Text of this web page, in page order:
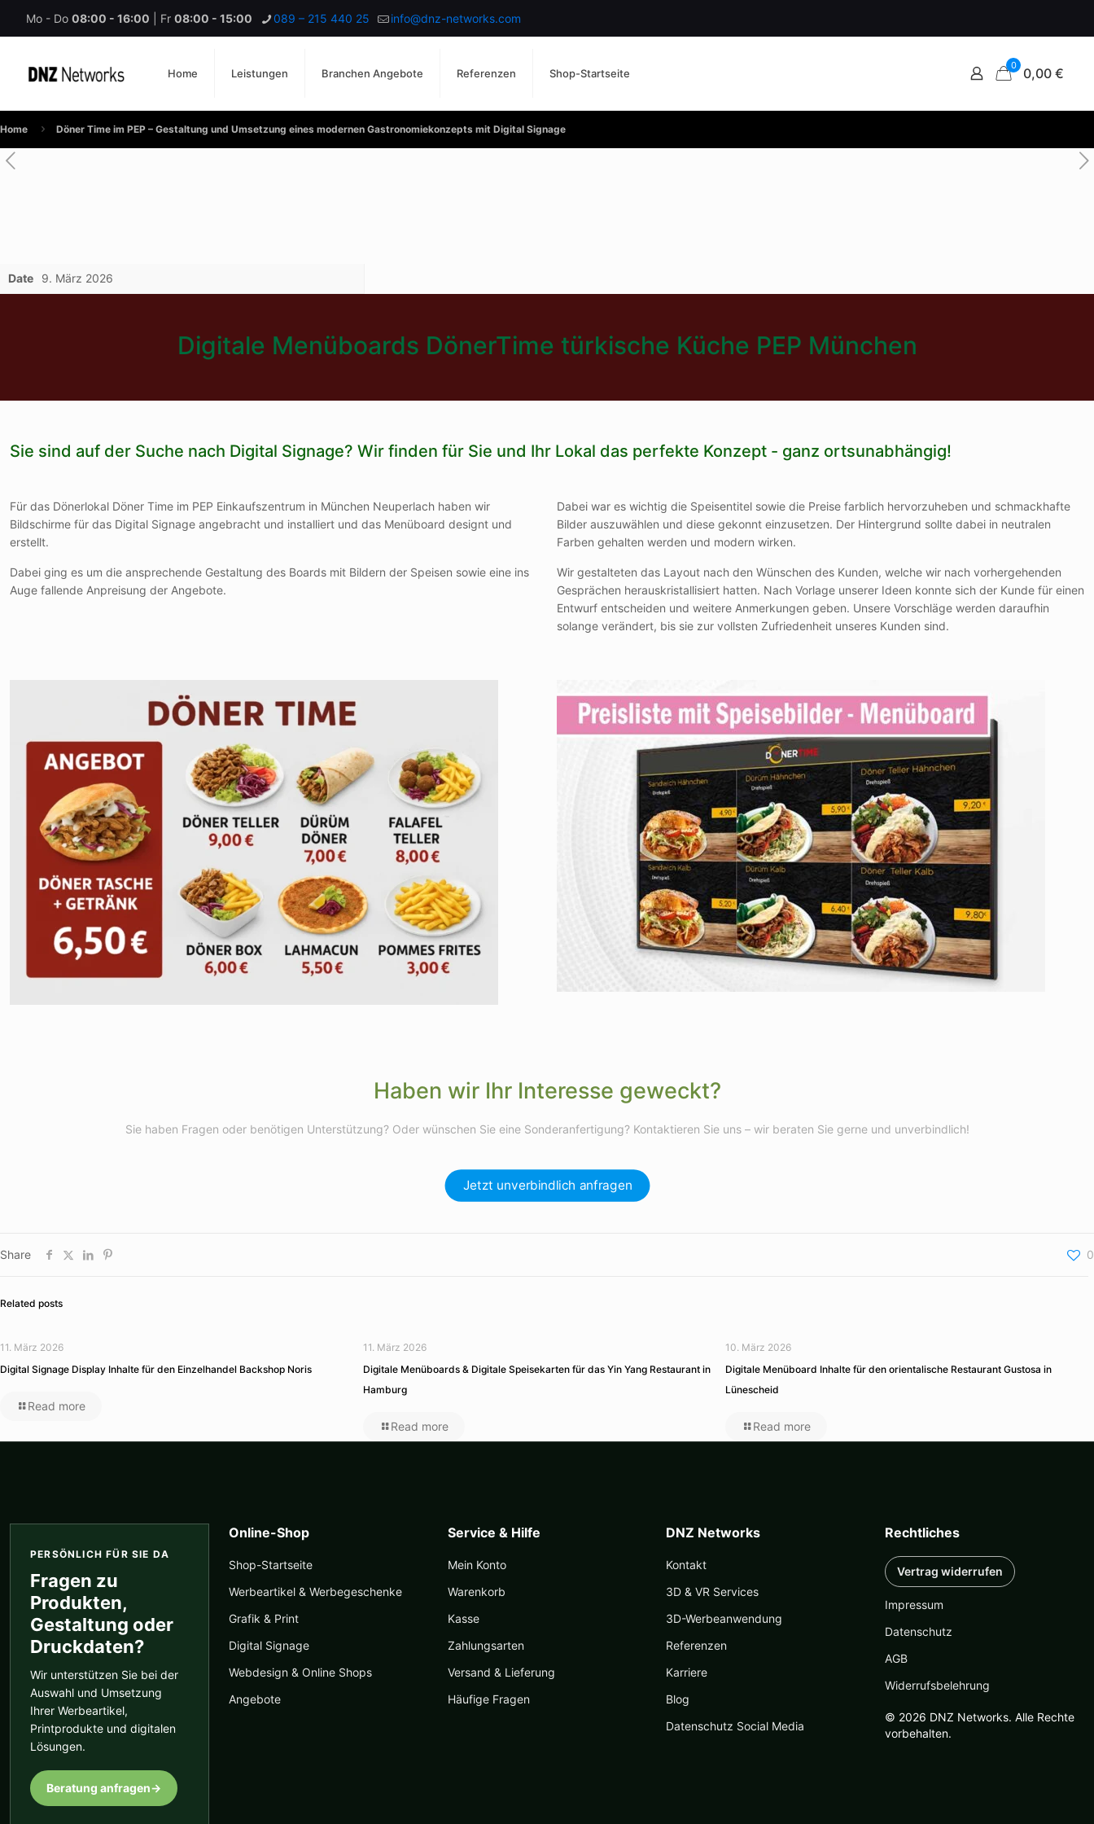
Mo - Do 08:00 - 16:00 | Fr 08:00 - 15:00 089 – 215 440 25 info@dnz-networks.com
Home Leistungen Branchen Angebote Referenzen Shop-Startseite
0 0,00 €
Home Döner Time im PEP – Gestaltung und Umsetzung eines modernen Gastronomiekonzepts mit Digital Signage
Date 9. März 2026
Digitale Menüboards DönerTime türkische Küche PEP München
Sie sind auf der Suche nach Digital Signage? Wir finden für Sie und Ihr Lokal das perfekte Konzept - ganz ortsunabhängig!
Für das Dönerlokal Döner Time im PEP Einkaufszentrum in München Neuperlach haben wir
Bildschirme für das Digital Signage angebracht und installiert und das Menüboard designt und
erstellt.
Dabei ging es um die ansprechende Gestaltung des Boards mit Bildern der Speisen sowie eine ins
Auge fallende Anpreisung der Angebote.
Dabei war es wichtig die Speisentitel sowie die Preise farblich hervorzuheben und schmackhafte
Bilder auszuwählen und diese gekonnt einzusetzen. Der Hintergrund sollte dabei in neutralen
Farben gehalten werden und modern wirken.
Wir gestalteten das Layout nach den Wünschen des Kunden, welche wir nach vorhergehenden
Gesprächen herauskristallisiert hatten. Nach Vorlage unserer Ideen konnte sich der Kunde für einen
Entwurf entscheiden und weitere Anmerkungen geben. Unsere Vorschläge werden daraufhin
solange verändert, bis sie zur vollsten Zufriedenheit unseres Kunden sind.
Haben wir Ihr Interesse geweckt?
Sie haben Fragen oder benötigen Unterstützung? Oder wünschen Sie eine Sonderanfertigung? Kontaktieren Sie uns – wir beraten Sie gerne und unverbindlich!
Jetzt unverbindlich anfragen
Share 0
Related posts
11. März 2026
Digital Signage Display Inhalte für den Einzelhandel Backshop Noris
Read more
11. März 2026
Digitale Menüboards & Digitale Speisekarten für das Yin Yang Restaurant in
Hamburg
Read more
10. März 2026
Digitale Menüboard Inhalte für den orientalische Restaurant Gustosa in
Lünescheid
Read more
PERSÖNLICH FÜR SIE DA
Fragen zu
Produkten,
Gestaltung oder
Druckdaten?
Wir unterstützen Sie bei der
Auswahl und Umsetzung
Ihrer Werbeartikel,
Printprodukte und digitalen
Lösungen.
Beratung anfragen→
Online-Shop
Shop-Startseite
Werbeartikel & Werbegeschenke
Grafik & Print
Digital Signage
Webdesign & Online Shops
Angebote
Service & Hilfe
Mein Konto
Warenkorb
Kasse
Zahlungsarten
Versand & Lieferung
Häufige Fragen
DNZ Networks
Kontakt
3D & VR Services
3D-Werbeanwendung
Referenzen
Karriere
Blog
Datenschutz Social Media
Rechtliches
Vertrag widerrufen
Impressum
Datenschutz
AGB
Widerrufsbelehrung
© 2026 DNZ Networks. Alle Rechte
vorbehalten.